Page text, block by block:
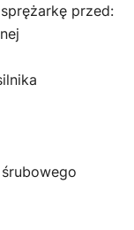
przed: